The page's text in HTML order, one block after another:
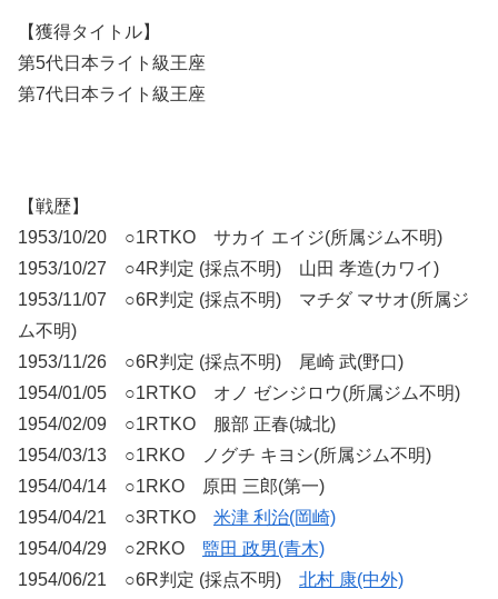
【獲得タイトル】
第5代日本ライト級王座
第7代日本ライト級王座
【戦歴】
1953/10/20 ○1RTKO サカイ エイジ(所属ジム不明)
1953/10/27 ○4R判定 (採点不明) 山田 孝造(カワイ)
1953/11/07 ○6R判定 (採点不明) マチダ マサオ(所属ジ
ム不明)
1953/11/26 ○6R判定 (採点不明) 尾崎 武(野口)
1954/01/05 ○1RTKO オノ ゼンジロウ(所属ジム不明)
1954/02/09 ○1RTKO 服部 正春(城北)
1954/03/13 ○1RKO ノグチ キヨシ(所属ジム不明)
1954/04/14 ○1RKO 原田 三郎(第一)
1954/04/21 ○3RTKO 米津 利治(岡崎)
1954/04/29 ○2RKO 盬田 政男(青木)
1954/06/21 ○6R判定 (採点不明) 北村 康(中外)